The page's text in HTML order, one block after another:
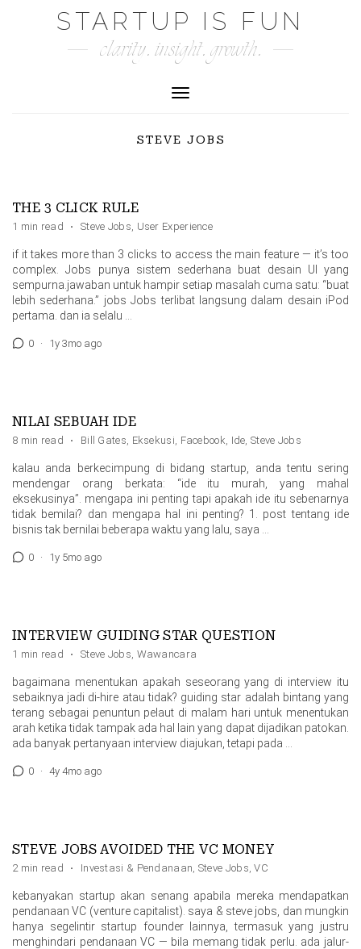
STARTUP IS FUN
clarity. insight. growth.
Toggle Navigation
STEVE JOBS
THE 3 CLICK RULE
1 min read · Steve Jobs, User Experience
if it takes more than 3 clicks to access the main feature — it’s too
complex. Jobs punya sistem sederhana buat desain UI yang
sempurna.jawaban untuk hampir setiap masalah cuma satu: “buat
lebih sederhana.” jobs Jobs terlibat langsung dalam desain iPod
pertama. dan ia selalu …
0 · 1y 3mo ago
NILAI SEBUAH IDE
8 min read · Bill Gates, Eksekusi, Facebook, Ide,Steve Jobs
kalau anda berkecimpung di bidang startup, anda tentu sering
mendengar orang berkata: “ide itu murah, yang mahal
eksekusinya”. mengapa ini penting tapi apakah ide itu sebenarnya
tidak bemilai? dan mengapa hal ini penting? 1. post tentang ide
bisnis tak bernilai beberapa waktu yang lalu, saya …
0 · 1y 5mo ago
INTERVIEW GUIDING STAR QUESTION
1 min read · Steve Jobs, Wawancara
bagaimana menentukan apakah seseorang yang di interview itu
sebaiknya jadi di-hire atau tidak? guiding star adalah bintang yang
terang sebagai penuntun pelaut di malam hari untuk menentukan
arah ketika tidak tampak ada hal lain yang dapat dijadikan patokan.
ada banyak pertanyaan interview diajukan, tetapi pada …
0 · 4y 4mo ago
STEVE JOBS AVOIDED THE VC MONEY
2 min read · Investasi & Pendanaan, Steve Jobs,VC
kebanyakan startup akan senang apabila mereka mendapatkan
pendanaan VC (venture capitalist). saya & steve jobs, dan mungkin
hanya segelintir startup founder lainnya, termasuk yang justru
menghindari pendanaan VC — bila memang tidak perlu. ada jalur-